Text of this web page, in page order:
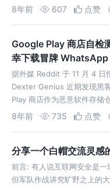
马相比“LokiBot”具备其独特
8年前 607 点赞
Google Play 商店自检
幸下载冒牌 WhatsApp
据外媒 Reddit 于 11 月 4 日
Dexter Genius 近期发现黑
Play 商店作为恶意软件存储
WhatsApp 应用。目前，已
8年前 735 点赞
分享一个白帽交流灵
前言: 有人说互联网安全是一
但军队作战讲究旷野之上的